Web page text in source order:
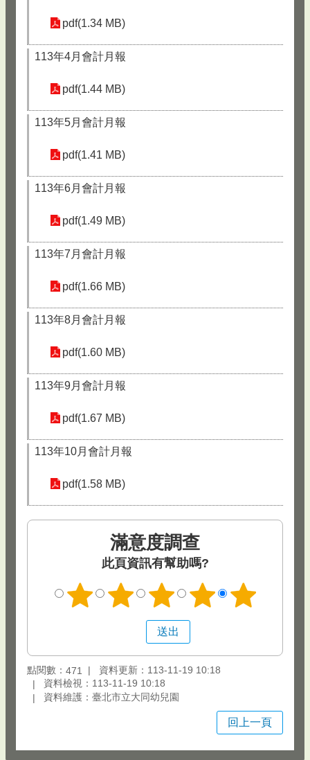
pdf(1.34 MB)
113年4月會計月報
pdf(1.44 MB)
113年5月會計月報
pdf(1.41 MB)
113年6月會計月報
pdf(1.49 MB)
113年7月會計月報
pdf(1.66 MB)
113年8月會計月報
pdf(1.60 MB)
113年9月會計月報
pdf(1.67 MB)
113年10月會計月報
pdf(1.58 MB)
滿意度調查
此頁資訊有幫助嗎?
點閱數： 471
資料更新：113-11-19 10:18
資料檢視：113-11-19 10:18
資料維護：臺北市立大同幼兒園
回上一頁